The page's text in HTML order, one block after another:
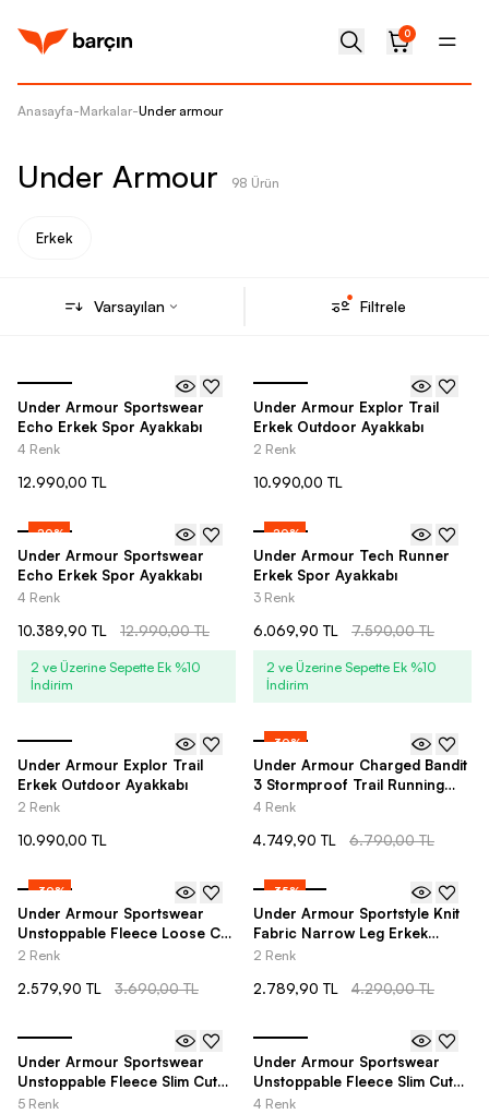
0
Anasayfa-Markalar-Under armour
Under Armour 98 Ürün
Erkek
Varsayılan Filtrele
Under Armour Sportswear
Echo Erkek Spor Ayakkabı
4 Renk
12.990,00 TL
Under Armour Explor Trail
Erkek Outdoor Ayakkabı
2 Renk
10.990,00 TL
-20%
Under Armour Sportswear
Echo Erkek Spor Ayakkabı
4 Renk
10.389,90 TL 12.990,00 TL
2 ve Üzerine Sepette Ek %10
İndirim
-20%
Under Armour Tech Runner
Erkek Spor Ayakkabı
3 Renk
6.069,90 TL 7.590,00 TL
2 ve Üzerine Sepette Ek %10
İndirim
Under Armour Explor Trail
Erkek Outdoor Ayakkabı
2 Renk
10.990,00 TL
-30%
Under Armour Charged Bandit
3 Stormproof Trail Running
Erkek Spor Ayakkabı
4 Renk
4.749,90 TL 6.790,00 TL
-30%
Under Armour Sportswear
Unstoppable Fleece Loose Cut
Unlined Erkek Şort
2 Renk
2.579,90 TL 3.690,00 TL
-35%
Under Armour Sportstyle Knit
Fabric Narrow Leg Erkek
Eşofman Altı
2 Renk
2.789,90 TL 4.290,00 TL
Under Armour Sportswear
Unstoppable Fleece Slim Cut
Full-Zip Hooded Erkek
5 Renk
Under Armour Sportswear
Unstoppable Fleece Slim Cut
Erkek Pantolon
4 Renk